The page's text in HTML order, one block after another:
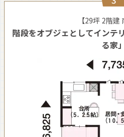
【29坪 2階建
階段をオブジェとしてインテ
る家」